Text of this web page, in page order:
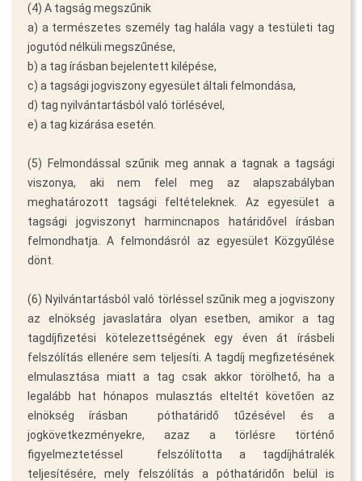
(4) A tagság megszűnik
a) a természetes személy tag halála vagy a testületi tag
jogutód nélküli megszűnése,
b) a tag írásban bejelentett kilépése,
c) a tagsági jogviszony egyesület általi felmondása,
d) tag nyilvántartásból való törlésével,
e) a tag kizárása esetén.
(5) Felmondással szűnik meg annak a tagnak a tagsági
viszonya, aki nem felel meg az alapszabályban
meghatározott tagsági feltételeknek. Az egyesület a
tagsági jogviszonyt harmincnapos határidővel írásban
felmondhatja. A felmondásról az egyesület Közgyűlése
dönt.
(6) Nyilvántartásból való törléssel szűnik meg a jogviszony
az elnökség javaslatára olyan esetben, amikor a tag
tagdíjfizetési kötelezettségének egy éven át írásbeli
felszólítás ellenére sem teljesíti. A tagdíj megfizetésének
elmulasztása miatt a tag csak akkor törölhető, ha a
legalább hat hónapos mulasztás elteltét követően az
elnökség írásban  póthatáridő tűzésével és a
jogkövetkezményekre, azaz a törlésre történő
figyelmeztetéssel  felszólította a tagdíjhátralék
teljesítésére, mely felszólítás a póthatáridőn belül is